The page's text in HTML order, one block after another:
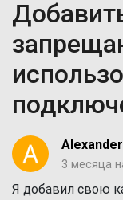
3 месяца
Я добавил свою